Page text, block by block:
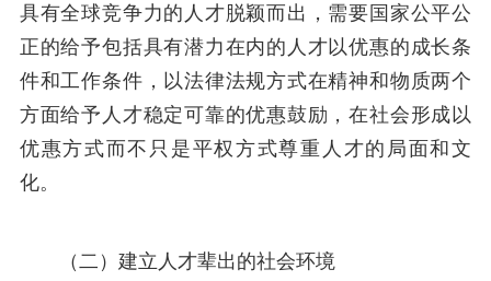
具有全球竞争力的人才脱颖而出，需要国家公平公
正的给予包括具有潜力在内的人才以优惠的成长条
件和工作条件，以法律法规方式在精神和物质两个
方面给予人才稳定可靠的优惠鼓励，在社会形成以
优惠方式而不只是平权方式尊重人才的局面和文
化。
（二）建立人才辈出的社会环境